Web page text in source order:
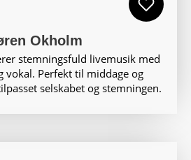
Okholm
stemningsfuld livemusik med
vokal. Perfekt til middage og
selskabet og stemningen.